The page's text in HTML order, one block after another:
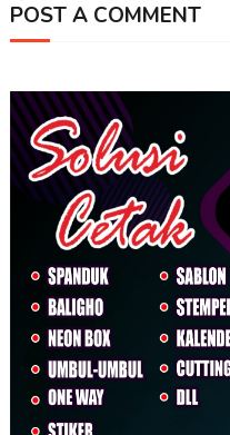
POST A COMMENT